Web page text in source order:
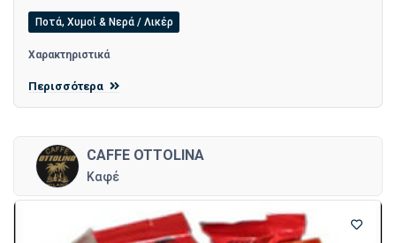
Ποτά, Χυμοί & Νερά / Λικέρ
Χαρακτηριστικά
Περισσότερα
CAFFE OTTOLINA
Καφέ